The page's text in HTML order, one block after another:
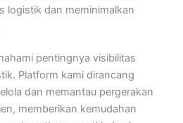
logistik dan meminimalkan
pentingnya visibilitas
Platform kami dirancang
dan memantau pergerakan
memberikan kemudahan